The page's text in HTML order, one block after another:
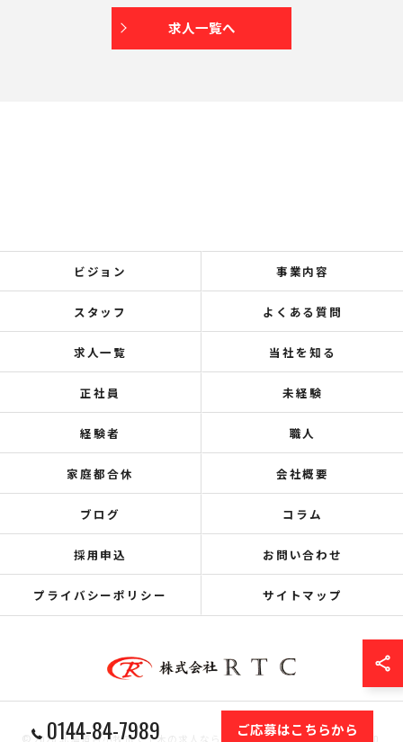
求人一覧へ
0144-84-7989 ご応募はこちらから
ビジョン 事業内容
スタッフ よくある質問
求人一覧 当社を知る
正社員 未経験
経験者 職人
家庭都合休 会社概要
ブログ コラム
採用申込 お問い合わせ
プライバシーポリシー サイトマップ
© 2026 北海道苫小牧市で土木の求人なら株式会社RTC ALL RIGHTS RESERVED.